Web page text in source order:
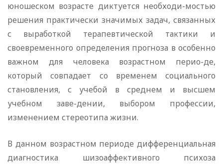
юношеском возрасте диктуется необходи-мостью
решения практически значимых задач, связанных
с выработкой терапевтической тактики и
своевременного определения прогноза в особенно
важном для человека возрастном перио-де,
который совпадает со временем социального
становления, с учебой в среднем и высшем
учебном заве-дении, выбором профессии,
изменением стереотипа жизни.
В данном возрастном периоде дифференциальная
диагностика шизоаффективного психоза